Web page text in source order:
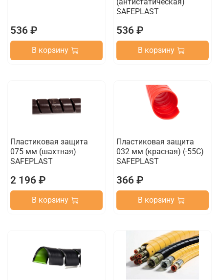
536 ₽
В корзину
SAFEPLAST
536 ₽
В корзину
Пластиковая защита
075 мм (шахтная)
SAFEPLAST
2 196 ₽
В корзину
Пластиковая защита
032 мм (красная) (-55C)
SAFEPLAST
366 ₽
В корзину